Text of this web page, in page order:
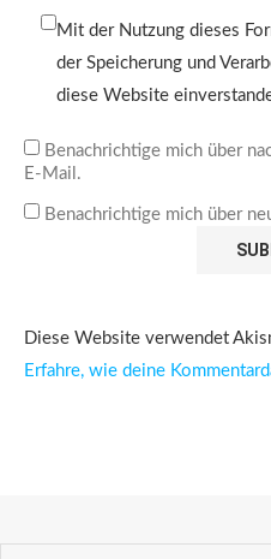
Mit der Nutzung dieses
der Speicherung und
diese Website
Benachrichtige mich über
E-Mail.
Benachrichtige mich über
Diese Website verwendet
Erfahre, wie deine